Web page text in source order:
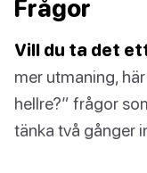
Frågor
Vill du ta det
mer utmaning,
hellre?” frågor
tänka två gånger